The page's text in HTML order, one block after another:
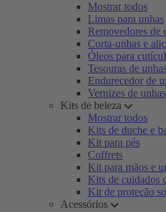
Mostrar todos
Limas para unhas
Removedores de
Corta-unhas e
Óleos para
Tesouras de
Endurecedor de
Vernizes de unhas
Kits de beleza
Mostrar todos
Kits de duche e
Kit para pés
Coffrets
Kit para mãos e
Kits de cuidados
Kit de proteção
Acessórios